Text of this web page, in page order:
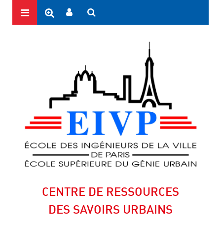
CENTRE DE RESSOURCES
DES SAVOIRS URBAINS